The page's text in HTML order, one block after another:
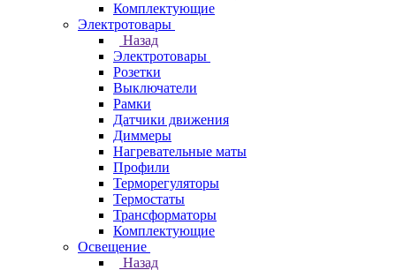
Комплектующие
Электротовары
Назад
Электротовары
Розетки
Выключатели
Рамки
Датчики движения
Диммеры
Нагревательные маты
Профили
Терморегуляторы
Термостаты
Трансформаторы
Комплектующие
Освещение
Назад